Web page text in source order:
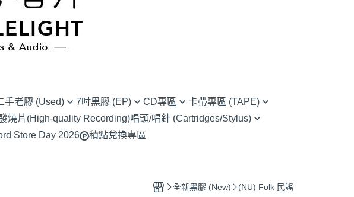
手老膠 (Used) 7吋黑膠 (EP) CD專區
(CD) Electronic 電子樂
卡帶專區 (TAPE)
燒片(High-quality Recording)唱頭/唱針 (Cartridges/Stylus)
鐵三角 audio - technica
Store Day 2026 積點兌換專區
全新黑膠 (New) (NU) Folk 民謠